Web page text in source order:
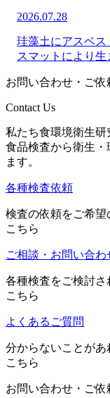
2026.07.28
珪藻土にアスベ
スマットにより
お問い合わせ・ご依
Contact Us
私たち食環境衛生研
食品検査から衛生
ます。
各種検査依頼
検査の依頼をご希望
こちら
ご相談・お問い合わ
各種検査をご検討さ
こちら
よくあるご質問
分からないことがあ
こちら
お問い合わせ・ご依